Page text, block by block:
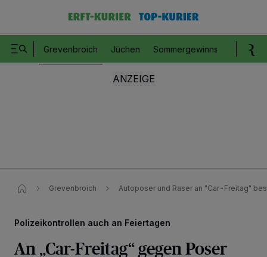
Grevenbroich Jüchen Sommergewinnspiel
Grevenbroich Autoposer und Raser an "Car-Freitag"
Polizeikontrollen auch an Feiertagen
An „Car-Freitag“ gegen Poser